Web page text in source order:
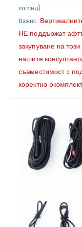
поглед).
Важно:
НЕ поддържат
закупуване на
нашите
съвместимост с
коректно